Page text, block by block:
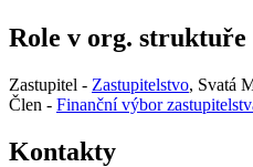
Role v org. struktuře
Zastupitel - Zastupitelstvo, Svatá
Člen - Finanční výbor
Kontakty